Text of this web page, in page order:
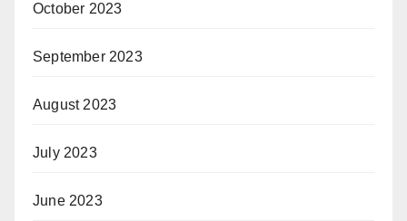
October 2023
September 2023
August 2023
July 2023
June 2023